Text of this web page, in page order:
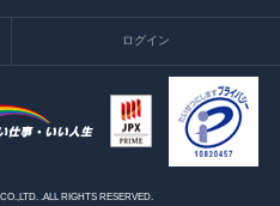
ログイン
.ALL RIGHTS RESERVED.